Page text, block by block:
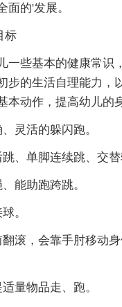
面的'发展。
标
些基本的健康常识
步的生活自理能力，
本动作，提高幼儿的
活的躲闪跑。
单脚连续跳、交替
助跑跨跳。
。
，会靠手肘移动身
物品走、跑。